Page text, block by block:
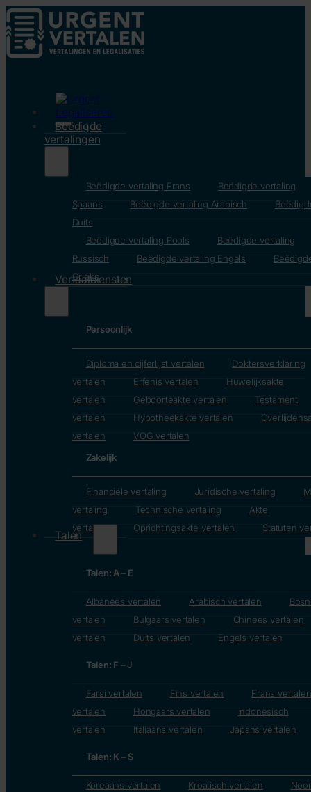
Beëdigde
vertalingen
Beëdigde vertaling Frans
Beëdigde vertaling
Spaans
Beëdigde vertaling Arabisch
Duits
Beëdigde vertaling Pools
Beëdigde vertaling
Russisch
Beëdigde vertaling Engels
Grieks
Vertaaldiensten
Persoonlijk
Diploma en cijferlijst vertalen
Doktersverklaring
vertalen
Erfenis vertalen
Huwelijksakte
vertalen
Geboorteakte vertalen
Testament
vertalen
Hypotheekakte vertalen
vertalen
VOG vertalen
Zakelijk
Financiële vertaling Juridische vertaling
vertaling
Technische vertaling
Akte
vertalen
Oprichtingsakte vertalen Statuten
Talen
Talen: A – E
Albanees vertalen Arabisch vertalen
vertalen
Bulgaars vertalen
Chinees vertalen
vertalen
Duits vertalen Engels vertalen
Talen: F – J
Farsi vertalen Fins vertalen
Frans vertalen
vertalen
Hongaars vertalen
Indonesisch
vertalen
Italiaans vertalen Japans vertalen
Talen: K – S
Koreaans vertalen Kroatisch vertalen